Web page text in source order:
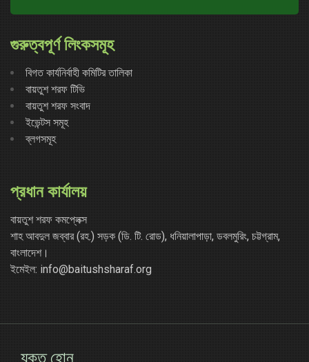
গুরুত্বপূর্ণ লিংকসমূহ
বিগত কার্যনির্বাহী কমিটির তালিকা
বায়তুশ শরফ টিভি
বায়তুশ শরফ সংবাদ
ইভেন্টস সমূহ
ব্লগসমূহ
প্রধান কার্যালয়
বায়তুশ শরফ কমপ্লেক্স
শাহ আবদুল জব্বার (রহ.) সড়ক (ডি. টি. রোড), ধনিয়ালাপাড়া, ডবলমুরিং, চট্টগ্রাম,
বাংলাদেশ।
ইমেইল: info@baitushsharaf.org
যুক্ত হোন